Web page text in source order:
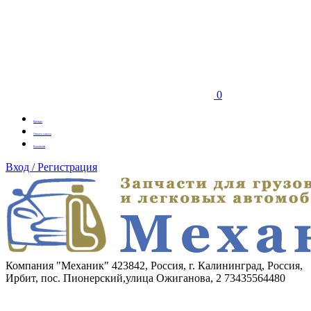
0
Бренды
Оплата заказа
Вакансии
Вход / Регистрация
Компания "Механик" 423842, Россия, г. Калининград, Россия,
Ирбит, пос. Пионерский,улица Ожиганова, 2 73435564480